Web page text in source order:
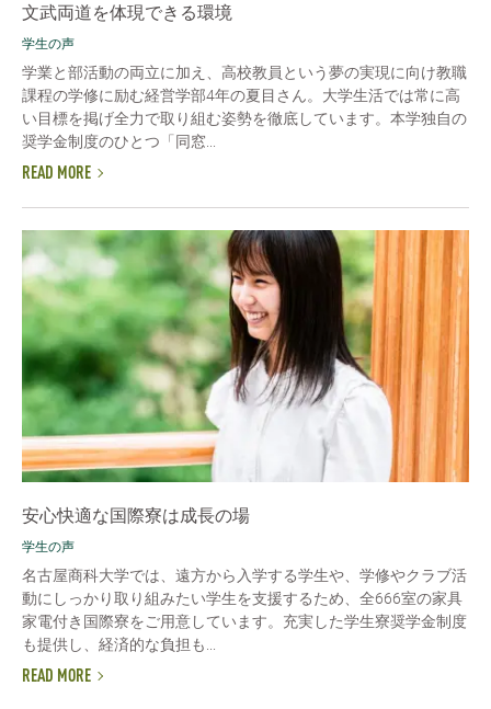
文武両道を体現できる環境
学生の声
学業と部活動の両立に加え、高校教員という夢の実現に向け教職
課程の学修に励む経営学部4年の夏目さん。大学生活では常に高
い目標を掲げ全力で取り組む姿勢を徹底しています。本学独自の
奨学金制度のひとつ「同窓...
READ MORE
安心快適な国際寮は成長の場
学生の声
名古屋商科大学では、遠方から入学する学生や、学修やクラブ活
動にしっかり取り組みたい学生を支援するため、全666室の家具
家電付き国際寮をご用意しています。充実した学生寮奨学金制度
も提供し、経済的な負担も...
READ MORE